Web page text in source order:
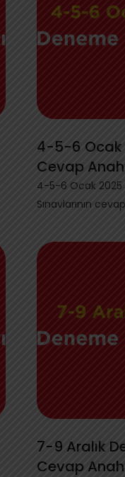
4-5-6 Ocak
Cevap
4-5-6 Ocak 2025
7-9 Aralık
Cevap